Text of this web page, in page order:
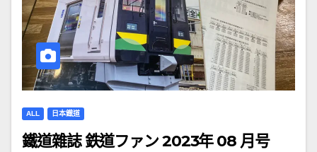
ALL 日本鐡道
鐵道雜誌 鉄道ファン 2023年 08 月号